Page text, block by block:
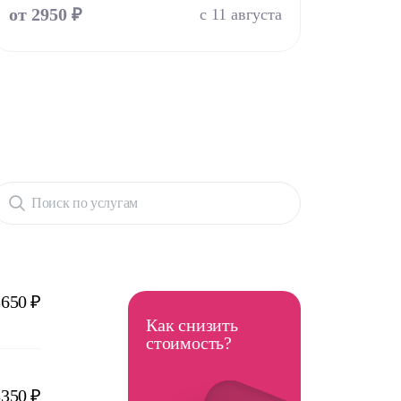
от 2950 ₽ с 11 августа
Поиск по услугам
₽
₽
Как снизить
стоимость?